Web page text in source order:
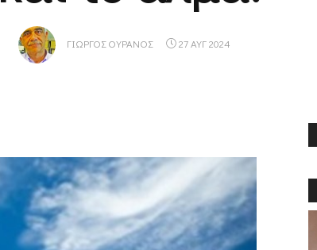
ΓΙΏΡΓΟΣ ΟΥΡΑΝΌΣ 27 ΑΥΓ 2024